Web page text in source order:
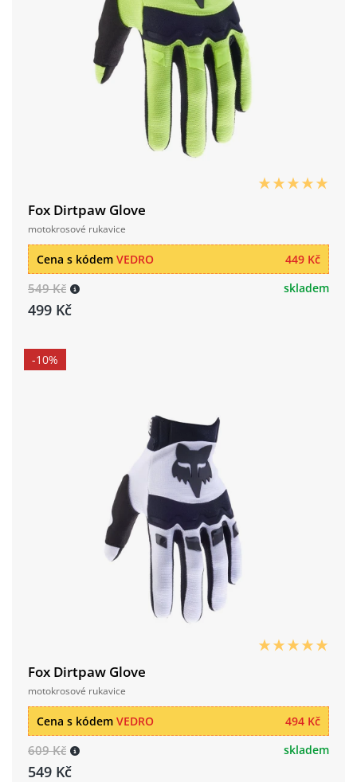
Fox Dirtpaw Glove
motokrosové rukavice
449 Kč
Cena s kódem VEDRO
549 Kč
499 Kč
skladem
-10%
Fox Dirtpaw Glove
motokrosové rukavice
494 Kč
Cena s kódem VEDRO
609 Kč
549 Kč
skladem